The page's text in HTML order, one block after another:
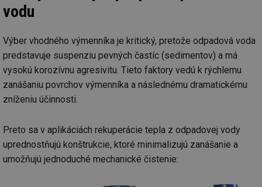
vodu
Výber vhodného výmenníka je kritický, pretože odpadová voda
predstavuje suspenziu pevných častíc (sedimentov) a má
vysokú korozívnu agresivitu. Tieto faktory vedú k rýchlemu
zanášaniu povrchov výmenníka a následnému dramatickému
zníženiu účinnosti.
Preto sa v aplikáciách rekuperácie tepla z odpadovej vody
uprednostňujú konštrukcie, ktoré minimalizujú zanášanie a
umožňujú jednoduché mechanické čistenie: